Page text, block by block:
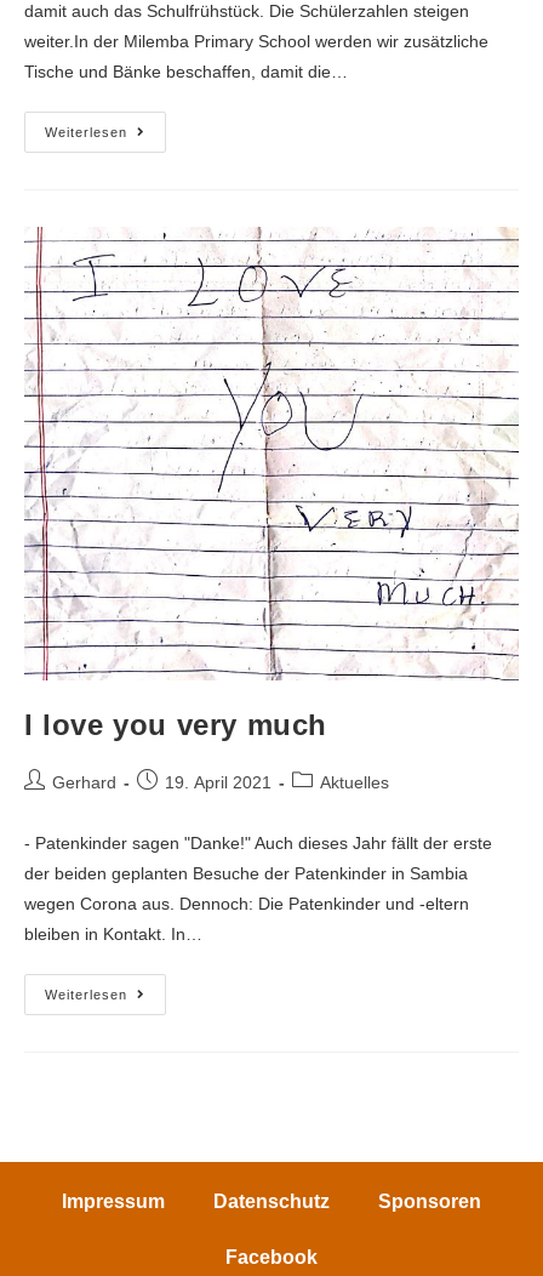
damit auch das Schulfrühstück. Die Schülerzahlen steigen
weiter.In der Milemba Primary School werden wir zusätzliche
Tische und Bänke beschaffen, damit die…
Weiterlesen
I love you very much
Gerhard 19. April 2021 Aktuelles
- Patenkinder sagen "Danke!" Auch dieses Jahr fällt der erste
der beiden geplanten Besuche der Patenkinder in Sambia
wegen Corona aus. Dennoch: Die Patenkinder und -eltern
bleiben in Kontakt. In…
Weiterlesen
Impressum Datenschutz Sponsoren
Facebook